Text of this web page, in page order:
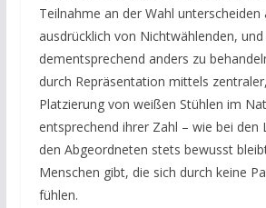
Teilnahme an der Wahl unterscheiden
ausdrücklich von Nichtwählenden, und
dementsprechend anders zu
durch Repräsentation mittels
Platzierung von weißen Stühlen im
entsprechend ihrer Zahl – wie bei den
den Abgeordneten stets bewusst
Menschen gibt, die sich durch keine
fühlen.